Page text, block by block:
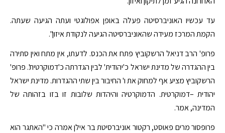
עד עכשיו האוניברסיטה פעלה באופן אפולוגטי ועתה הגיעה שעתה.
הקמת המרכז מעידה שהאוניברסיטה הגיעה לנקודת איזון".
פרופ' הרב דניאל הרשקוביץ פתח את הכנס. לדעתו, אין מתח ואין סתירה
בין ההגדרה של מדינת ישראל כ'יהודית' לבין הגדרתה כ'דמוקרטית'. פרופ'
הרשקוביץ מציע אף למחוק את ו' החיבור בין שתי ההגדרות. מדינת ישראל
יהודית –דמוקרטית. הדמוקרטיה והיהדות שלובות זו בזו בזהותה של
המדינה, אמר.
פרופסור מרים פאוסט, רקטור אוניברסיטת בר אילן אמרה כי "האתגר הוא